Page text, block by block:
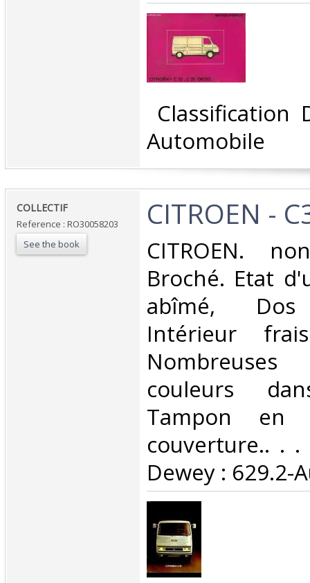
Classification
Automobile‎
‎COLLECTIF‎
Reference : RO30058203
See the book
‎CITROEN -
‎CITROEN.
Broché. Etat
abîmé, Dos
Intérieur
couleurs
Tampon en
couverture.. . .
Dewey : 629.2-